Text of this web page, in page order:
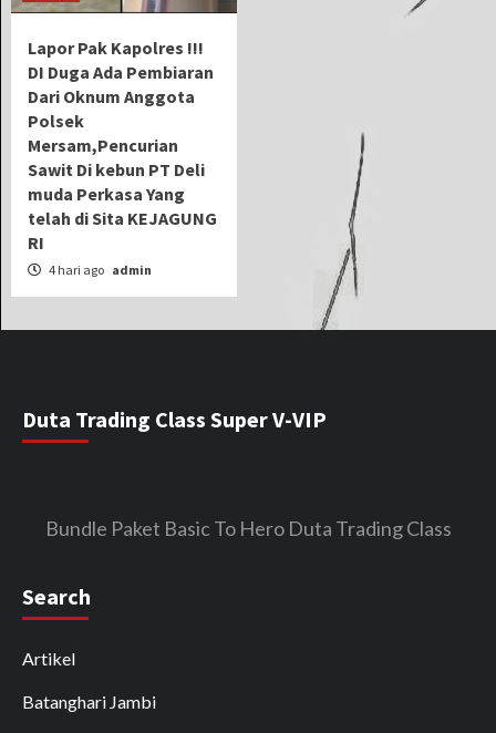
Lapor Pak Kapolres !!!
DI Duga Ada Pembiaran
Dari Oknum Anggota
Polsek
Mersam,Pencurian
Sawit Di kebun PT Deli
muda Perkasa Yang
telah di Sita KEJAGUNG
RI
4 hari ago admin
Duta Trading Class Super V-VIP
Bundle Paket Basic To Hero Duta Trading Class
Search
Artikel
Batanghari Jambi